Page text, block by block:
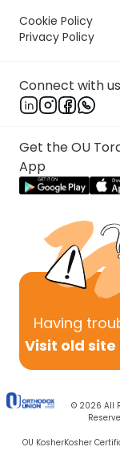
Cookie Policy
Privacy Policy
Connect with us
Get the OU
App
Having
Visit old site
© 2026 All
OU KosherKosher
Mrs.
Text Synopsis
ז״ל, רחל בריינדל בת
צבי ובריינלא בת ר׳
חסדים, למרות
הברית, בארץ
במשפחותינו